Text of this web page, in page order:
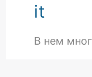
it
В нем